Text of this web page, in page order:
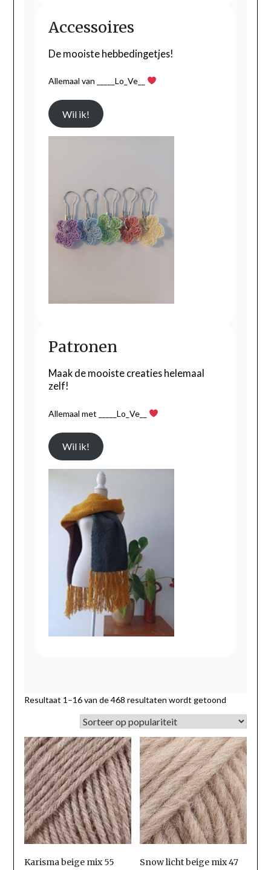
Accessoires
De mooiste hebbedingetjes!
Allemaal van _____Lo_Ve__
Wil ik!
Patronen
Maak de mooiste creaties helemaal
zelf!
Allemaal met _____Lo_Ve__
Wil ik!
Resultaat 1–16 van de 468 resultaten wordt getoondGesorteerd
populariteit
Karisma beige mix 55 Snow licht beige mix 47